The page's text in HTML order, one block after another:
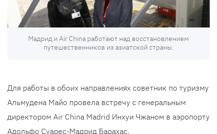
Мадрид и Air China работают над восстановлением
путешественников из азиатской страны.
Для работы в обоих направлениях советник по туризму
Альмудена Майо провела встречу с генеральным
директором Air China Madrid Инхуи Чжаном в аэропорту
Адольфо Суарес-Мадрид Барахас.